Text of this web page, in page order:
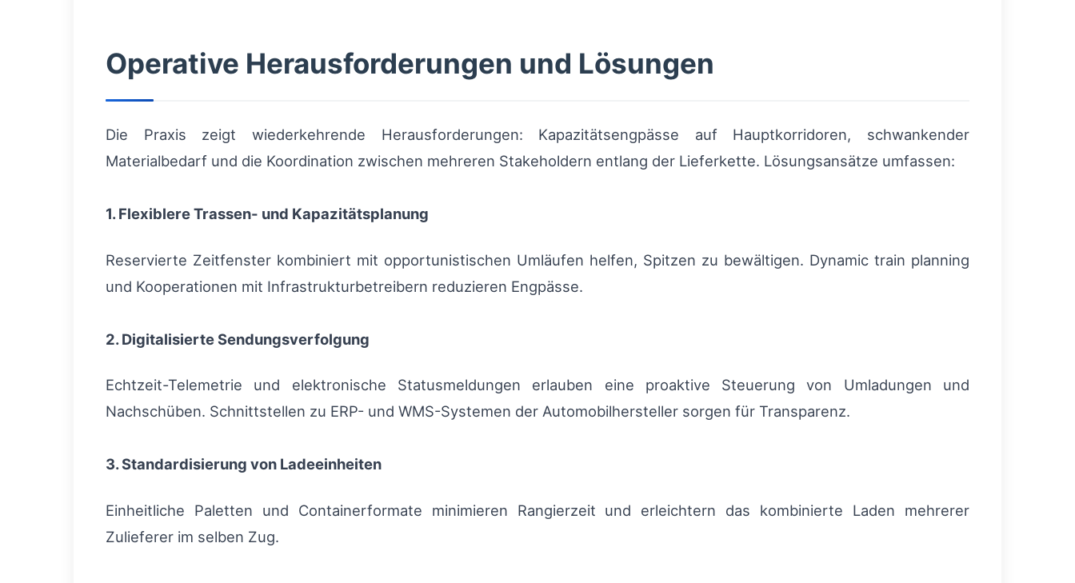
Operative Herausforderungen und Lösungen
Die Praxis zeigt wiederkehrende Herausforderungen: Kapazitätsengpässe auf Hauptkorridoren, schwankender
Materialbedarf und die Koordination zwischen mehreren Stakeholdern entlang der Lieferkette. Lösungsansätze umfassen:
1. Flexiblere Trassen- und Kapazitätsplanung
Reservierte Zeitfenster kombiniert mit opportunistischen Umläufen helfen, Spitzen zu bewältigen. Dynamic train planning
und Kooperationen mit Infrastrukturbetreibern reduzieren Engpässe.
2. Digitalisierte Sendungsverfolgung
Echtzeit-Telemetrie und elektronische Statusmeldungen erlauben eine proaktive Steuerung von Umladungen und
Nachschüben. Schnittstellen zu ERP- und WMS-Systemen der Automobilhersteller sorgen für Transparenz.
3. Standardisierung von Ladeeinheiten
Einheitliche Paletten und Containerformate minimieren Rangierzeit und erleichtern das kombinierte Laden mehrerer
Zulieferer im selben Zug.